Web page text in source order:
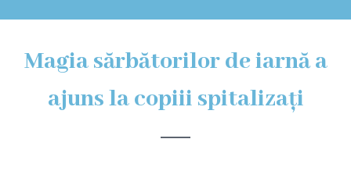
Magia sărbătorilor de iarnă a
ajuns la copiii spitalizați